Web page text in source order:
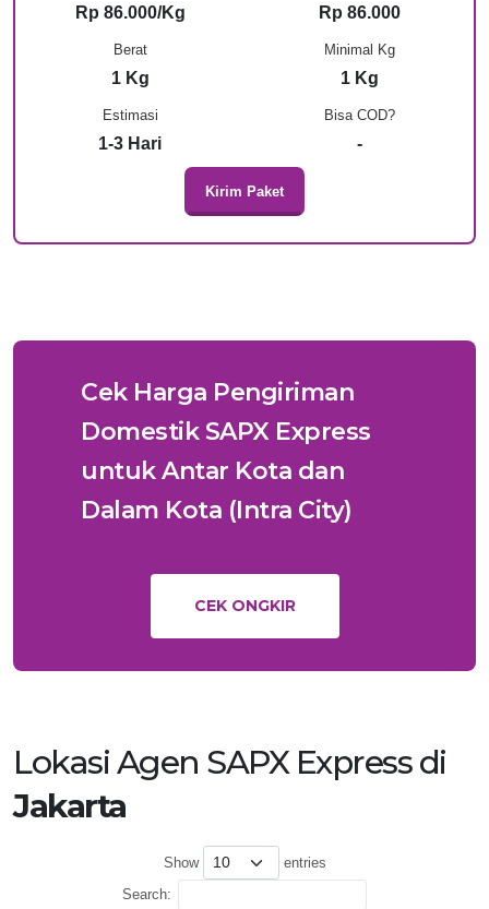
Bisa COD?
-
Rp 86.000/Kg Rp 86.000
Berat
1 Kg
Minimal Kg
1 Kg
Estimasi
1-3 Hari
Kirim Paket
Cek Harga Pengiriman
Domestik SAPX Express
untuk Antar Kota dan
Dalam Kota (Intra City)
CEK ONGKIR
Lokasi Agen SAPX Express di
Jakarta
Show
entries
Search: